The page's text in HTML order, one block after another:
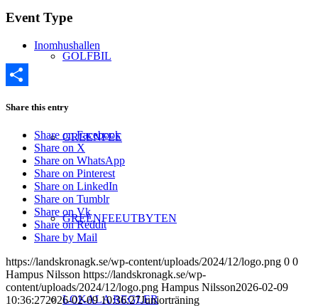
GOLFBIL
GREENFEE
GREENFEEUTBYTEN
LOKALA REGLER
Event Type
Inomhushallen
Share this entry
Share on Facebook
Share on X
Share on WhatsApp
Share on Pinterest
Share on LinkedIn
Share on Tumblr
Share on Vk
Share on Reddit
Share by Mail
https://landskronagk.se/wp-content/uploads/2024/12/logo.png 0 0
Hampus Nilsson https://landskronagk.se/wp-
content/uploads/2024/12/logo.png Hampus Nilsson2026-02-09
10:36:272026-02-09 10:36:27Juniorträning